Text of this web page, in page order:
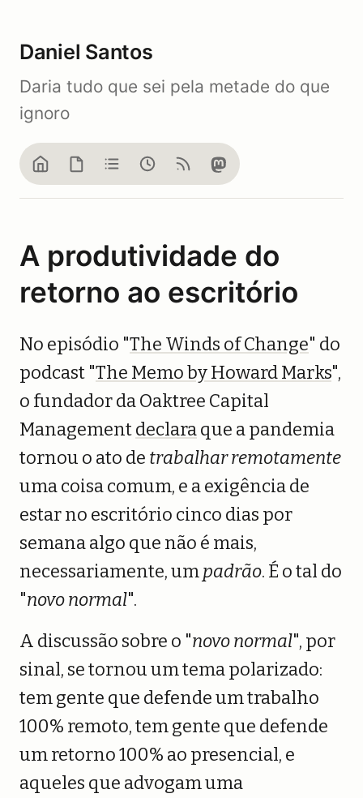
Daniel Santos
Daria tudo que sei pela metade do que
ignoro
HomeBlogNotesNowFeedMastodon
A produtividade do
retorno ao escritório
No episódio "The Winds of Change" do
podcast "The Memo by Howard Marks",
o fundador da Oaktree Capital
Managementdeclaraque a pandemia
tornou o ato de trabalhar remotamente
uma coisa comum, e a exigência de
estar no escritório cinco dias por
semana algo que não é mais,
necessariamente, umpadrão. É o tal do
"novo normal".
A discussão sobre o "novo normal", por
sinal, se tornou um tema polarizado:
tem gente que defende um trabalho
100% remoto, tem gente que defende
um retorno 100% ao presencial, e
aqueles que advogam uma